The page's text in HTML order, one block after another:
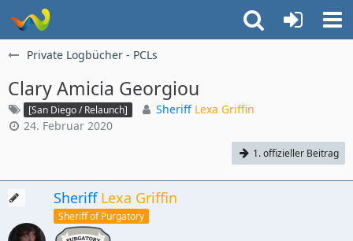
Private Logbücher - PCLs
Clary Amicia Georgiou
[San Diego / Relaunch] Sheriff Lexa Griffin
24. Februar 2020
1. offizieller Beitrag
Sheriff Lexa Griffin
Sheriff of Purgatory